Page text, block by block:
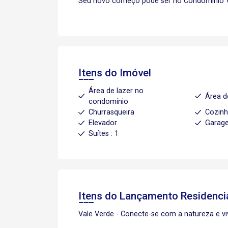
Itens do Imóvel
Área de lazer no
condomínio
Área
Churrasqueira
Elevador
Suítes : 1
Itens do Lançamento
Vale Verde - Conecte-se com a natureza e